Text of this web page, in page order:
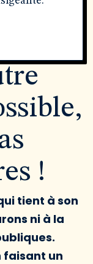
!
tient à son
ni à la
faisant un